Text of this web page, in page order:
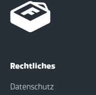
Rechtliches
Datenschutz